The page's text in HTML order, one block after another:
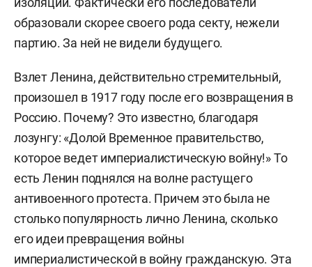
образовали скорее своего рода секту, нежели
партию. За ней не видели будущего.
Взлет Ленина, действительно стремительный,
произошел в 1917 году после его возвращения в
Россию. Почему? Это известно, благодаря
лозунгу: «Долой Временное правительство,
которое ведет империалистическую войну!» То
есть Ленин поднялся на волне растущего
антивоенного протеста. Причем это была не
столько популярность лично Ленина, сколько
его идеи превращения войны
империалистической в войну гражданскую. Эта